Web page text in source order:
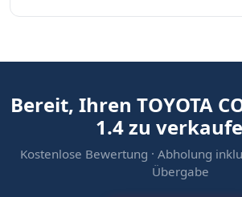
Bereit, Ihren TOYOTA
1.4 zu
Kostenlose Bewertung · Abholung
Übergabe